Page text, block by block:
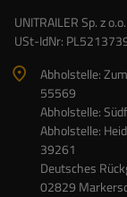
UNITRAILER Sp. z o.o.
USt-IdNr:
Abholstelle:
55569
Abholstelle:
Abholstelle:
39261
Deutsches
02829